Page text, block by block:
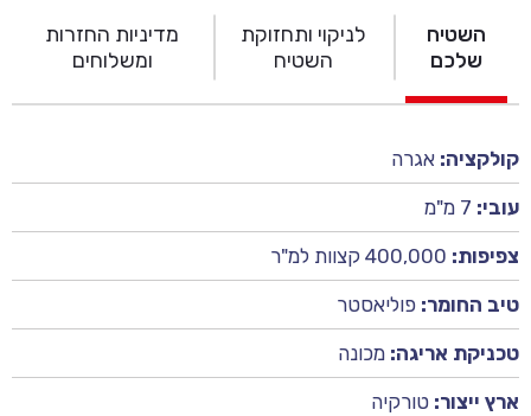
השטיח
שלכם
לניקוי ותחזוקת
השטיח
מדיניות החזרות
ומשלוחים
קולקציה: אגרה
עובי: 7 מ"מ
צפיפות: 400,000 קצוות למ"ר
טיב החומר: פוליאסטר
טכניקת אריגה: מכונה
ארץ ייצור: טורקיה